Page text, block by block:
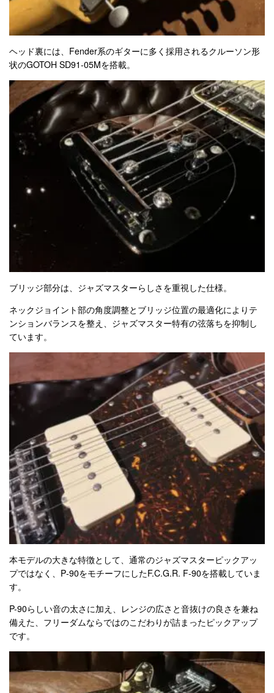
ヘッド裏には、Fender系のギターに多く採用されるクルーソン形
状のGOTOH SD91-05Mを搭載。
ブリッジ部分は、ジャズマスターらしさを重視した仕様。
ネックジョイント部の角度調整とブリッジ位置の最適化によりテ
ンションバランスを整え、ジャズマスター特有の弦落ちを抑制し
ています。
本モデルの大きな特徴として、通常のジャズマスターピックアッ
プではなく、P‐90をモチーフにしたF.C.G.R. F-90を搭載していま
す。
P-90らしい音の太さに加え、レンジの広さと音抜けの良さを兼ね
備えた、フリーダムならではのこだわりが詰まったピックアップ
です。